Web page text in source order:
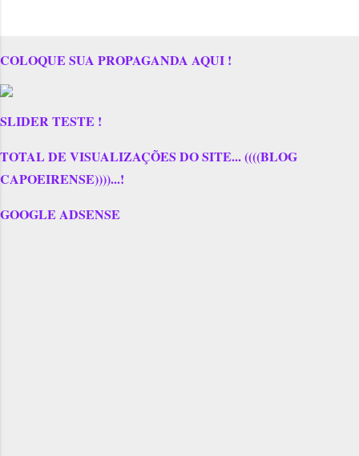
COLOQUE SUA PROPAGANDA AQUI !
SLIDER TESTE !
TOTAL DE VISUALIZAÇÕES DO SITE... ((((BLOG
CAPOEIRENSE))))...!
GOOGLE ADSENSE